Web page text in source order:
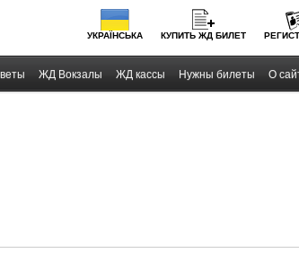
УКРАЇНСЬКА КУПИТЬ ЖД БИЛЕТ
ЖД Вокзалы ЖД кассы Нужны билеты О